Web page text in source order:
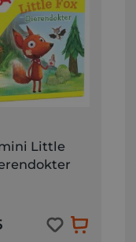
Little